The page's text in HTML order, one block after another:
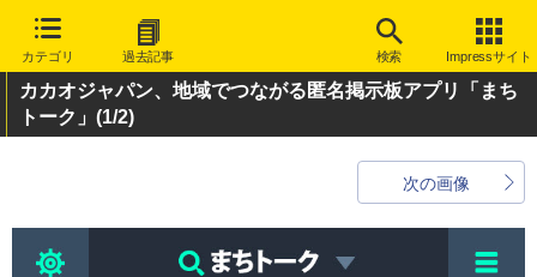
カテゴリ 過去記事 検索 Impressサイト
カカオジャパン、地域でつながる匿名掲示板アプリ「まち
トーク」 (1/2)
次の画像